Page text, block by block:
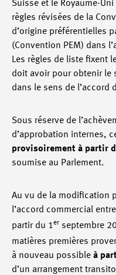
Suisse et le Royaume-
règles révisées de la
d’origine préférentielles
(Convention PEM) dans
Les règles de liste fixent
doit avoir pour obtenir le
dans le sens de l’accord
Sous réserve de
d’approbation internes,
provisoirement à partir
soumise au Parlement.
Au vu de la modification
l’accord commercial
partir du 1er septembre
matières premières
à nouveau possible à
d’un arrangement